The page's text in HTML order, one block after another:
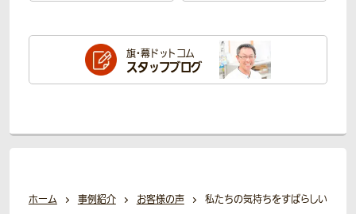
旗・幕ドットコム
スタッフブログ
ホーム 事例紹介 お客様の声
私たちの気持ちをすばらしい